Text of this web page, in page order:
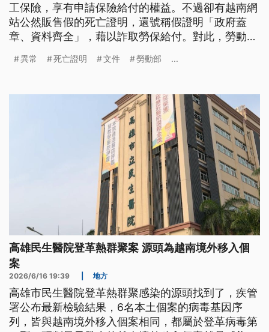
工保險，享有申請保險給付的權益。不過卻有越南網
站公然販售假的死亡證明，還號稱假證明「政府蓋
章、資料齊全」，藉以詐取勞保給付。對此，勞動部
明文件的真實性，加強查核異常的案件。
異常 死亡證明 文件 勞動部 ...
高雄民生醫院登革熱群聚案 源頭為越南境外移入個
案
2026/6/16 19:39 地方
高雄市民生醫院登革熱群聚感染的源頭找到了，疾管
署公布最新檢驗結果，6名本土個案的病毒基因序
列，皆與越南境外移入個案相同，都屬於登革病毒第